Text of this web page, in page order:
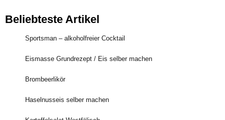
Beliebteste Artikel
Sportsman – alkoholfreier Cocktail
Eismasse Grundrezept / Eis selber machen
Brombeerlikör
Haselnusseis selber machen